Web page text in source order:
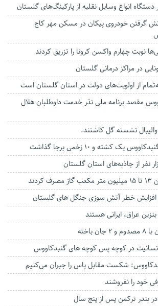
گرفتن خودروی پیکان در مسکن مهر کاج
از اولویت‌های دولت در استان گلستان است
مقصد برنامه ملی نذر خدمت داوطلبان هلال
نشسته گل کاشتند.
افزایش خطر آتش سوزی جنگل های گلستان
در کوچه پس کوچه های گنبدکاووس
شکست مقابل پاس را جبران می‌کنیم
خود را نفروشند
بندر ترکمن پس از پنج سال